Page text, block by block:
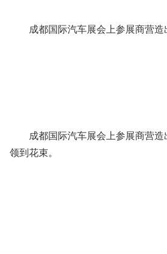
成都国际汽车展会上参展商营造
成都国际汽车展会上参展商营造
领到花束。